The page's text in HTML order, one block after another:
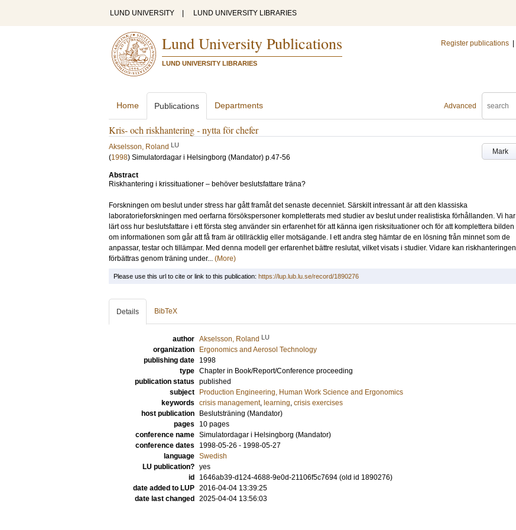
LUND UNIVERSITY LUND UNIVERSITY LIBRARIES
Lund University Publications
LUND UNIVERSITY LIBRARIES
Register publications
Advanced
Home Publications Departments
Kris- och riskhantering - nytta för chefer
Mark
Akselsson, Roland LU
(1998) Simulatordagar i Helsingborg (Mandator) p.47-56
Abstract
Riskhantering i krissituationer – behöver beslutsfattare träna?
Forskningen om beslut under stress har gått framåt det senaste decenniet. Särskilt intressant är att den klassiska
laboratorieforskningen med oerfarna försökspersoner kompletterats med studier av beslut under realistiska förhållanden. Vi har
lärt oss hur beslutsfattare i ett första steg använder sin erfarenhet för att känna igen risksituationer och för att komplettera bilden
om informationen som går att få fram är otillräcklig eller motsägande. I ett andra steg hämtar de en lösning från minnet som de
anpassar, testar och tillämpar. Med denna modell ger erfarenhet bättre reslutat, vilket visats i studier. Vidare kan riskhanteringen
förbättras genom träning under... (More)
Please use this url to cite or link to this publication: https://lup.lub.lu.se/record/1890276
Details BibTeX
author Akselsson, Roland LU
organization
Ergonomics and Aerosol Technology
publishing date
1998
type Chapter in Book/Report/Conference proceeding
publication status published
subject
Production Engineering, Human Work Science and Ergonomics
keywords crisis management, learning, crisis exercises
host publication
Beslutsträning (Mandator)
pages
10 pages
conference name Simulatordagar i Helsingborg (Mandator)
conference dates
1998-05-26 - 1998-05-27
language Swedish
LU publication? yes
id
1646ab39-d124-4688-9e0d-21106f5c7694 (old id 1890276)
date added to LUP 2016-04-04 13:39:25
date last changed
2025-04-04 13:56:03